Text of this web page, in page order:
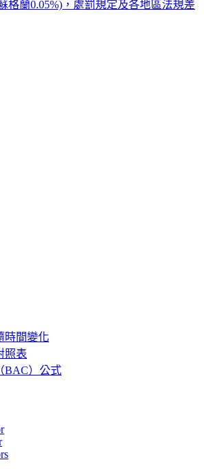
格蘭0.05%)，處罰規定及各地區法規差
時間變化
照表
BAC）公式